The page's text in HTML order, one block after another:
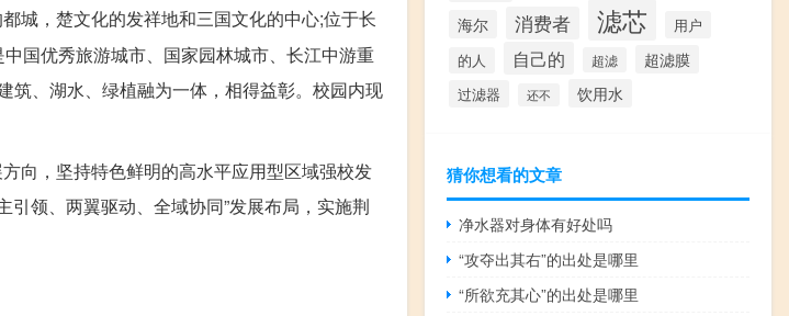
城，楚文化的发祥地和三国文化的中心;位于长
国优秀旅游城市、国家园林城市、长江中游重
筑、湖水、绿植融为一体，相得益彰。校园内现
向，坚持特色鲜明的高水平应用型区域强校发
引领、两翼驱动、全域协同”发展布局，实施荆
海尔 消费者 滤芯 用户
的人 自己的 超滤 超滤膜
过滤器 还不 饮用水
猜你想看的文章
净水器对身体有好处吗
“攻夺出其右”的出处是哪里
“所欲充其心”的出处是哪里